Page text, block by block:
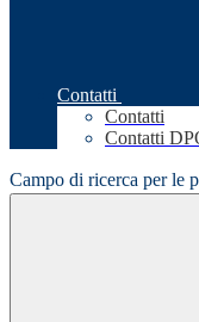
Contatti
Contatti
Contatti
Campo di ricerca per le